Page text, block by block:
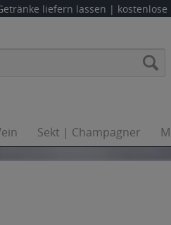
liefern lassen |
Sekt | Champagner